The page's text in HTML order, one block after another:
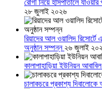
রোগী নিয়ে হাসপাতালে
২৮ জুলাই ২০২৬
রিয়াদের আল ওয়ালিদ রিসোর্টে
অনুষ্ঠান সম্পন্ন ২৬ জুলাই
কালাপাহাড়িয়া ইউনিয়ন
চালাকচরে প্রকাশ্য দিবালোকে